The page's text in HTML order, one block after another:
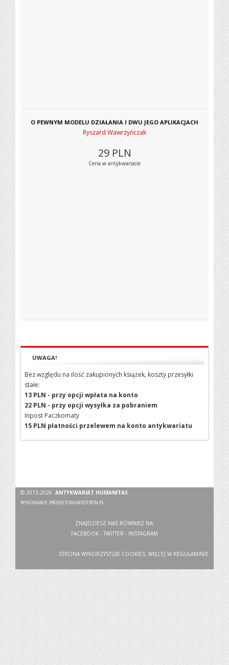
O PEWNYM MODELU DZIAŁANIA I DWU JEGO APLIKACJACH
Ryszard Wawrzyńczak
29 PLN
Cena w antykwariacie
UWAGA!
Bez względu na ilość zakupionych książek, koszty przesyłki
stałe:
13 PLN - przy opcji wpłata na konto
22 PLN - przy opcji wysyłka za pobraniem
Inpost Paczkomaty
15 PLN płatności przelewem na konto antykwariatu
© 2013-2026ANTYKWARIAT HUMANITAS
WYKONANIE: PROJEKTOWANIESTRON.PL
ZNAJDZIESZ NAS RÓWNIEŻ NA:
FACEBOOK - TWITTER - INSTAGRAM
STRONA WYKORZYSTUJE COOKIES. WIĘCEJ W REGULAMINIE